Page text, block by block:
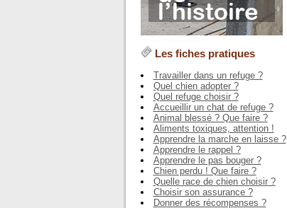
Les fiches pratiques
Travailler dans un refuge ?
Quel chien adopter ?
Quel refuge choisir ?
Accueillir un chat de refuge ?
Animal blessé ? Que faire ?
Aliments toxiques, attention !
Apprendre la marche en laisse ?
Apprendre le rappel ?
Apprendre le pas bouger ?
Chien perdu ! Que faire ?
Quelle race de chien choisir ?
Choisir son assurance ?
Donner des récompenses ?